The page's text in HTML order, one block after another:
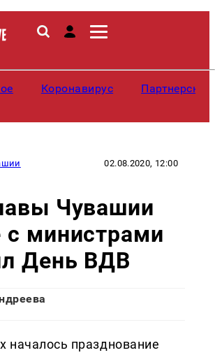
Коронавирус
02.08.2020, 12:00
Чувашии
с министрами
День ВДВ
началось празднование